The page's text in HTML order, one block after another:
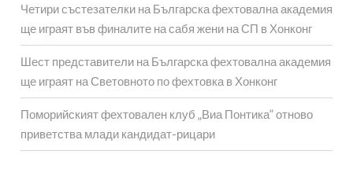
Четири състезателки на Българска фехтовална академия
ще играят във финалите на сабя жени на СП в Хонконг
Шест представители на Българска фехтовална академия
ще играят на Световното по фехтовка в Хонконг
Поморийският фехтовален клуб „Виа Понтика” отново
приветства млади кандидат-рицари